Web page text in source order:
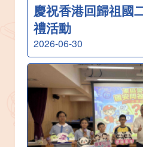
慶祝香港回歸祖國
禮活動
2026-06-30